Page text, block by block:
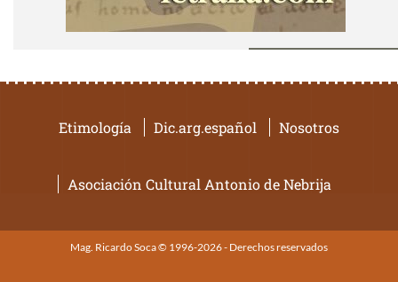
Etimología Dic.arg.español Nosotros
Asociación Cultural Antonio de Nebrija
Mag. Ricardo Soca © 1996-2026 - Derechos reservados